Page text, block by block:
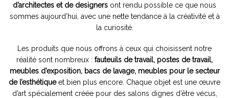
d’architectes et de designers ont rendu possible ce que nous
sommes aujourd’hui, avec une nette tendance à la créativité et à
la curiosité.
Les produits que nous offrons à ceux qui choisissent notre
réalité sont nombreux : fauteuils de travail, postes de travail,
meubles d’exposition, bacs de lavage, meubles pour le secteur
de l’esthétiqueet bien plus encore. Chaque objet est une œuvre
d’art spécialement créée pour des salons dignes d’être vécus,